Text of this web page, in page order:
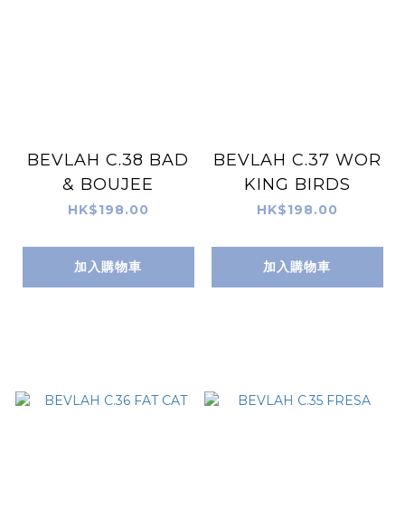
BEVLAH C.38 BAD
& BOUJEE
HK$198.00
加入購物車
BEVLAH C.37 WOR
KING BIRDS
HK$198.00
加入購物車